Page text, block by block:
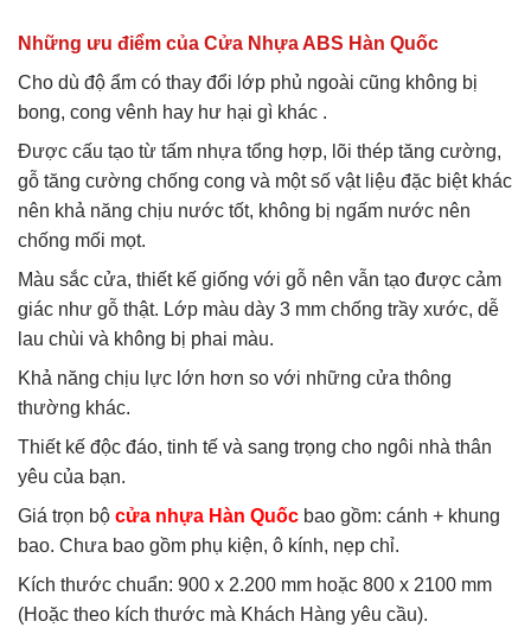
Những ưu điểm của Cửa Nhựa ABS Hàn Quốc
Cho dù độ ẩm có thay đổi lớp phủ ngoài cũng không bị
bong, cong vênh hay hư hại gì khác .
Được cấu tạo từ tấm nhựa tổng hợp, lõi thép tăng cường,
gỗ tăng cường chống cong và một số vật liệu đặc biệt khác
nên khả năng chịu nước tốt, không bị ngấm nước nên
chống mối mọt.
Màu sắc cửa, thiết kế giống với gỗ nên vẫn tạo được cảm
giác như gỗ thật. Lớp màu dày 3 mm chống trầy xước, dễ
lau chùi và không bị phai màu.
Khả năng chịu lực lớn hơn so với những cửa thông
thường khác.
Thiết kế độc đáo, tinh tế và sang trọng cho ngôi nhà thân
yêu của bạn.
Giá trọn bộ cửa nhựa Hàn Quốc bao gồm: cánh + khung
bao. Chưa bao gồm phụ kiện, ô kính, nẹp chỉ.
Kích thước chuẩn: 900 x 2.200 mm hoặc 800 x 2100 mm
(Hoặc theo kích thước mà Khách Hàng yêu cầu).